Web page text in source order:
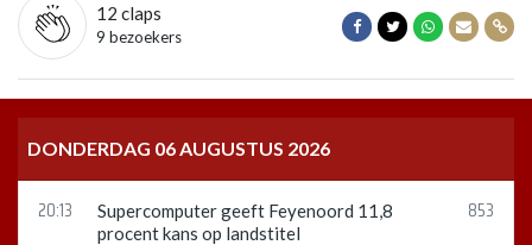
12 claps
9 bezoekers
Delen op Facebook
Delen op Twitter
Delen op
Delen
DONDERDAG 06 AUGUSTUS 2026
20:13
Supercomputer geeft Feyenoord 11,8
procent kans op landstitel
853